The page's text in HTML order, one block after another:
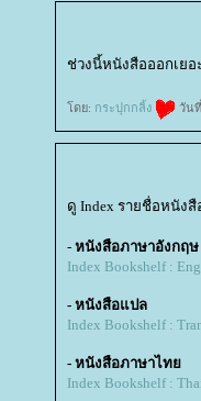
ช่วงนี้หนังสือออกเย
ดย: กระปุกกลิ้ง วัน
ดู Index รายชื่อหนัง
- หนังสือภาษาอังกฤษ
Index Bookshelf :
- หนังสือแปล
Index Bookshelf :
- หนังสือภาษาไท
Index Bookshelf :